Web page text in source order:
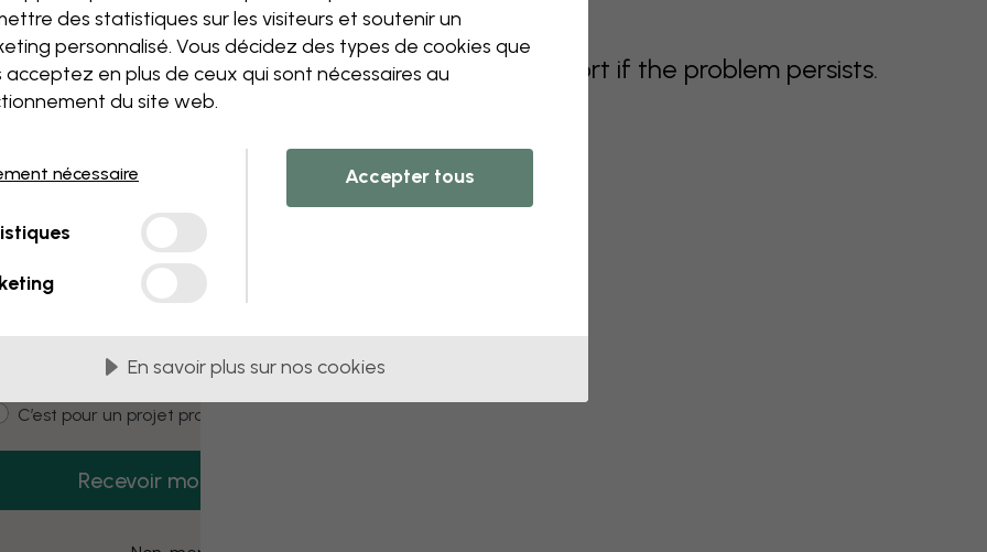
this component. Please contact customer support if the problem persists.
3 échantillons offerts
Recevez 3 échantillons gratuits dès
aujourd’hui.
type
C’est pour un projet pro
Recevoir mon code
des statistiques sur les visiteurs et soutenir un
personnalisé. Vous décidez des types de cookies que
acceptez en plus de ceux qui sont nécessaires au
du site web.
nécessaire Accepter tous
En savoir plus sur nos cookies